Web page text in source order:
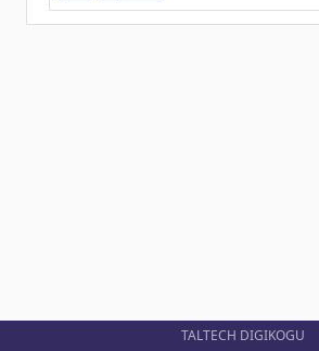
TALTECH DIGIKOGU